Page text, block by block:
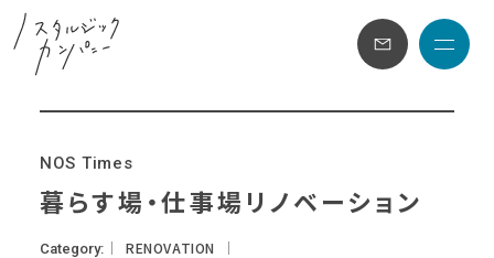
メニ
NOS Times
暮らす場・仕事場リノベーション
Category RENOVATION